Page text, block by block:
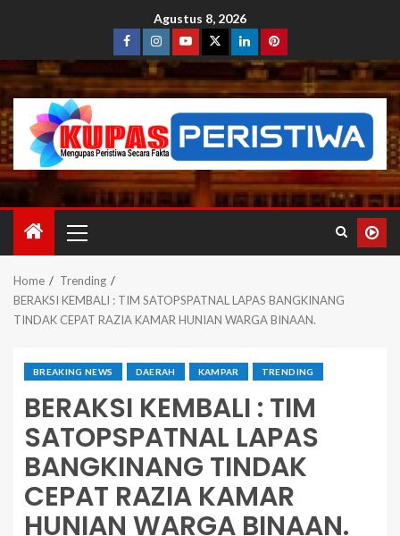
Agustus 8, 2026
Home
Trending
BERAKSI KEMBALI : TIM SATOPSPATNAL LAPAS BANGKINANG
TINDAK CEPAT RAZIA KAMAR HUNIAN WARGA BINAAN.
BREAKING NEWS DAERAH KAMPAR TRENDING
BERAKSI KEMBALI : TIM
SATOPSPATNAL LAPAS
BANGKINANG TINDAK
CEPAT RAZIA KAMAR
HUNIAN WARGA BINAAN.